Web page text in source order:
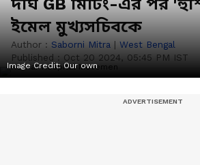
দীর্ঘ GB মিটিং-এর পর
ইমেল মুখ্যসচিবকে
Author : Saborni Mitra | West Bengal
Published : Oct 20 2024, 05:45 PM IST
Image Credit:Our own